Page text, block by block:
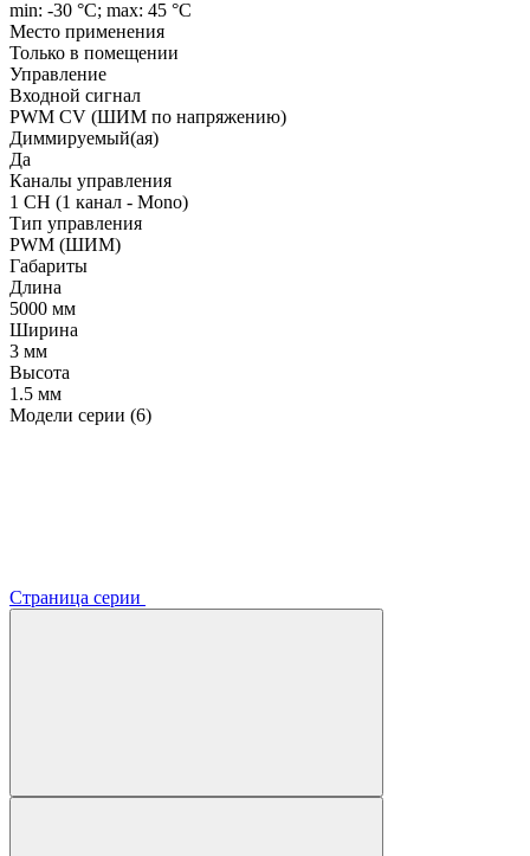
min: -30 °C; max: 45 °C
Место применения
Только в помещении
Управление
Входной сигнал
PWM СV (ШИМ по напряжению)
Диммируемый(ая)
Да
Каналы управления
1 CH (1 канал - Mono)
Тип управления
PWM (ШИМ)
Габариты
Длина
5000 мм
Ширина
3 мм
Высота
1.5 мм
Модели серии (6)
Страница серии